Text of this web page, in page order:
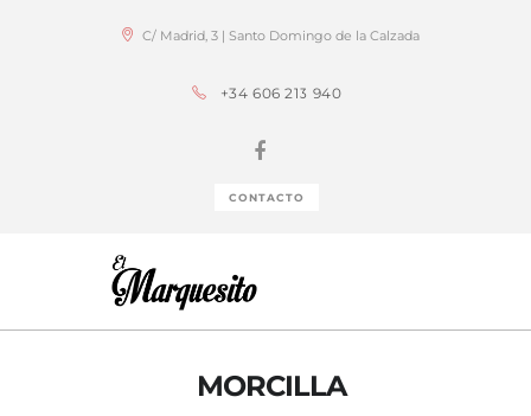
C/ Madrid, 3 | Santo Domingo de la Calzada
+34 606 213 940
CONTACTO
MORCILLA